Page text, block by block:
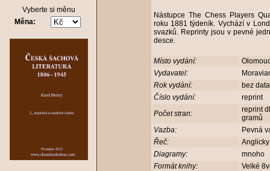
Vyberte si měnu
Měna:
Nástupce The Chess Players
roku 1881 týdeník. Vychází v
svazků. Reprinty jsou v pevné
desce.
Místo vydání:
Vydavatel:
Rok vydání:
bez
Číslo vydání:
reprint
Počet stran:
reprint
gramů
Vazba:
Pevná
Řeč:
Diagramy:
mnoho
Formát knihy:
Velké